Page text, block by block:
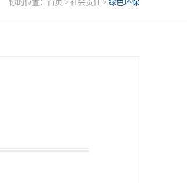
你的位置：首页 >社会责任 >绿色环保